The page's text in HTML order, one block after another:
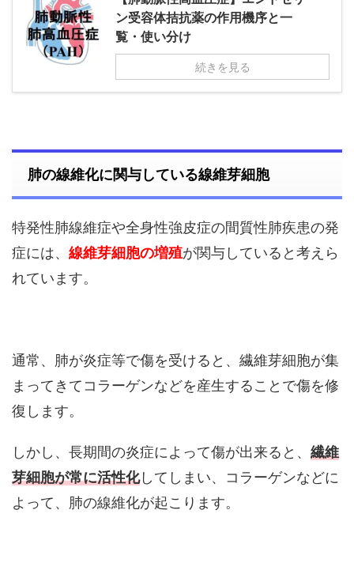
ン受容体拮抗薬の作用機序と一
覧・使い分け
続きを見る
肺の線維化に関与している線維芽細胞
特発性肺線維症や全身性強皮症の間質性肺疾患の発
症には、 線維芽細胞の増殖が関与していると考えら
れています。
通常、肺が炎症等で傷を受けると、繊維芽細胞が集
まってきてコラーゲンなどを産生することで傷を修
復します。
しかし、長期間の炎症によって傷が出来ると、 繊維
芽細胞が常に活性化してしまい、コラーゲンなどに
よって、肺の線維化が起こります。